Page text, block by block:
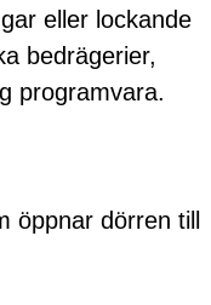
eller lockande
bedrägerier,
programvara.
öppnar dörren till